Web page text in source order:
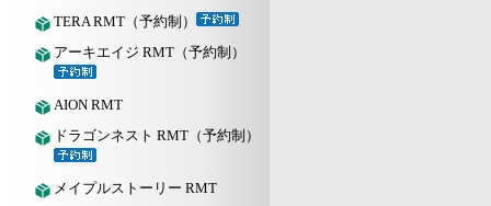
TERA RMT（予約制）
アーキエイジ RMT（予約制）
AION RMT
ドラゴンネスト RMT（予約制）
メイプルストーリー RMT